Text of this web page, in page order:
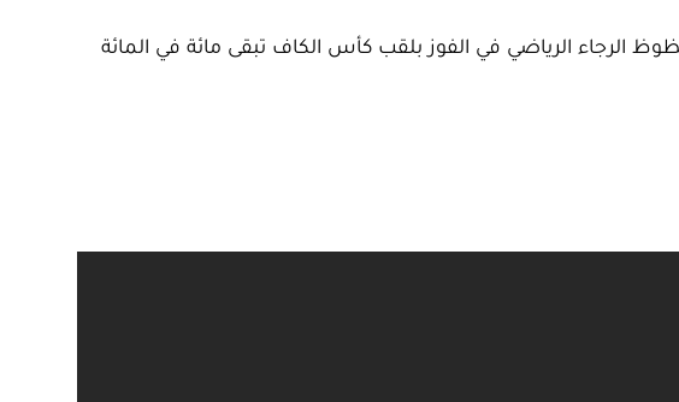
الرياضي في الفوز بلقب كأس الكاف تبقى مائة في المائة